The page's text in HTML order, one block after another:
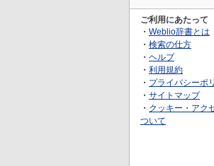
ご利用にあたって
・ Weblio辞書とは
・ 検索の仕方
・ ヘルプ
・ 利用規約
・ プライバシーポ
・ サイトマップ
・ クッキー・アク
ついて